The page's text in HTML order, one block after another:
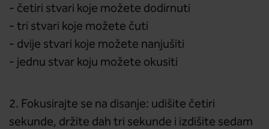
- četiri stvari koje možete dodirnuti
- tri stvari koje možete čuti
- dvije stvari koje možete nanjušiti
- jednu stvar koju možete okusiti
2. Fokusirajte se na disanje: udišite četiri
sekunde, držite dah tri sekunde i izdišite sedam